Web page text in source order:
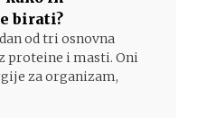
birati?
od tri osnovna
proteine i masti. Oni
za organizam,